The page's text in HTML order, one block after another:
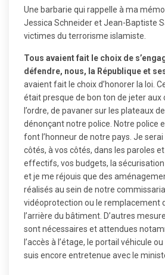
Une barbarie qui rappelle à ma
Jessica Schneider et Jean-Baptiste
victimes du terrorisme islamiste.
Tous avaient fait le choix de
défendre, nous, la République et
avaient fait le choix d’honorer la loi.
était presque de bon ton de jeter aux
l’ordre, de pavaner sur les plateaux
dénonçant notre police. Notre police
font l’honneur de notre pays. Je
côtés, à vos côtés, dans les paroles
effectifs, vos budgets, la
et je me réjouis que des
réalisés au sein de notre
vidéoprotection ou le remplacement
l’arrière du bâtiment. D’autres
sont nécessaires et attendues
l’accès à l’étage, le portail véhicule
suis encore entretenue avec le